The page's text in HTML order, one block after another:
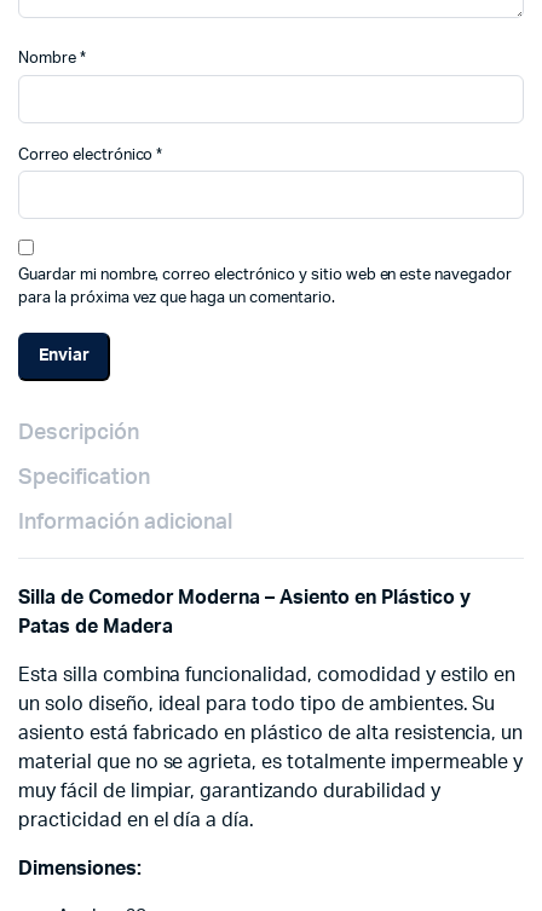
Nombre *
Correo electrónico*
Guardar mi nombre, correo electrónico y sitio web en este navegador
para la próxima vez que haga un comentario.
Descripción
Specification
Información adicional
Silla de Comedor Moderna – Asiento en Plástico y
Patas de Madera
Esta silla combina funcionalidad, comodidad y estilo en
un solo diseño, ideal para todo tipo de ambientes. Su
asiento está fabricado en plástico de alta resistencia, un
material que no se agrieta, es totalmente impermeable y
muy fácil de limpiar, garantizando durabilidad y
practicidad en el día a día.
Dimensiones: